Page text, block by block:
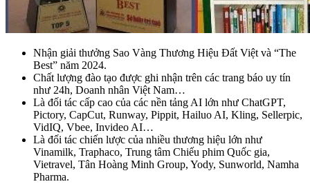
Nhận giải thưởng Sao Vàng Thương Hiệu Đất Việt và “The
Best” năm 2024.
Chất lượng đào tạo được ghi nhận trên các trang báo uy tín
như 24h, Doanh nhân Việt Nam…
Là đối tác cấp cao của các nền tảng AI lớn như ChatGPT,
Pictory, CapCut, Runway, Pippit, Hailuo AI, Kling, Sellerpic,
VidIQ, Vbee, Invideo AI…
Là đối tác chiến lược của nhiều thương hiệu lớn như
Vinamilk, Traphaco, Trung tâm Chiếu phim Quốc gia,
Vietravel, Tân Hoàng Minh Group, Yody, Sunworld, Namha
Pharma.